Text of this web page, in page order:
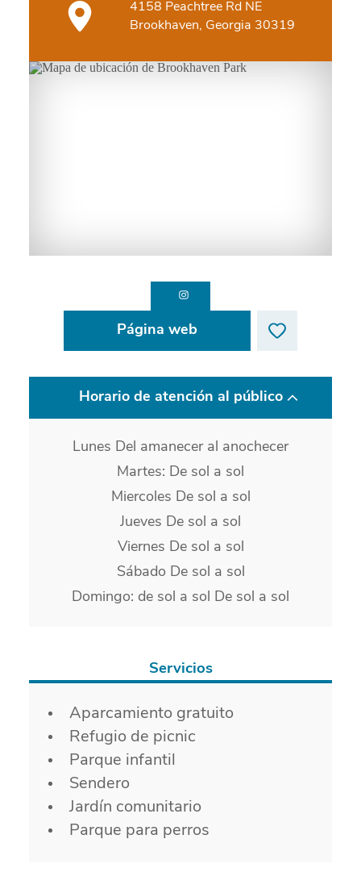
4158 Peachtree Rd NE
Brookhaven, Georgia 30319
Página web
Horario de atención al público
Lunes Del amanecer al anochecer
Martes: De sol a sol
Miercoles De sol a sol
Jueves De sol a sol
Viernes De sol a sol
Sábado De sol a sol
Domingo: de sol a sol De sol a sol
Servicios
Servicios
Aparcamiento gratuito
Refugio de picnic
Parque infantil
Sendero
Jardín comunitario
Parque para perros